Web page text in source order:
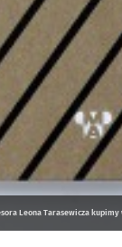
Leona Tarasewicza kupimy